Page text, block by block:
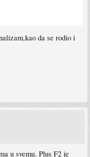
da se rodio i
u svemu. Plus F2 je